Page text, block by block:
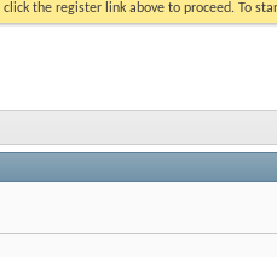
click the register link above to proceed. To